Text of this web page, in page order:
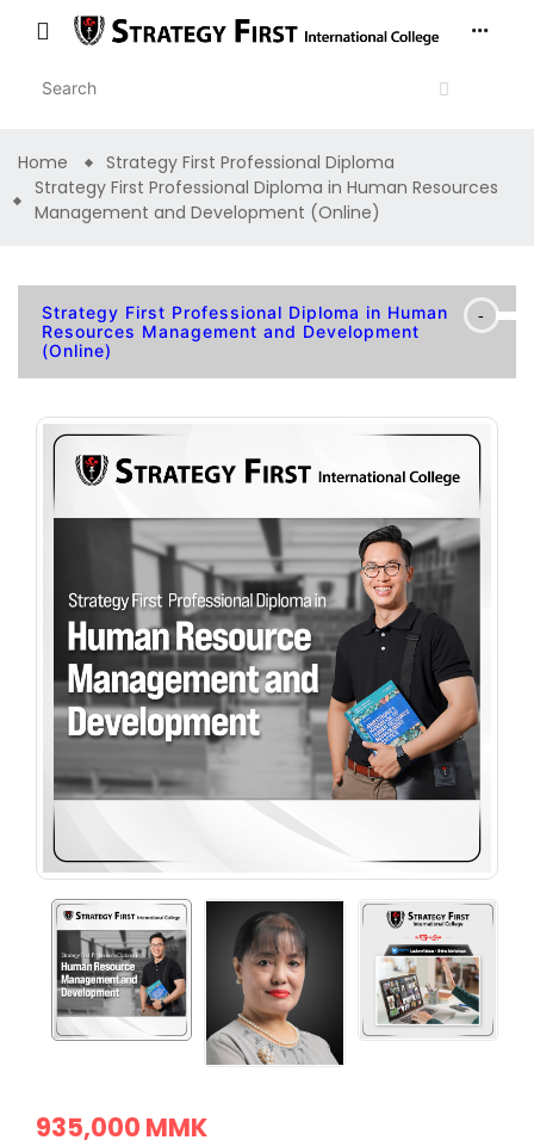
Home
Strategy First Professional Diploma
Strategy First Professional Diploma in Human Resources
Management and Development (Online)
Strategy First Professional Diploma in Human
Resources Management and Development
(Online)
935,000 MMK